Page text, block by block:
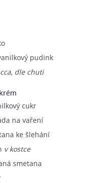
pudink
cca, dle chuti
cukr
na vaření
ke šlehání
v kostce
smetana